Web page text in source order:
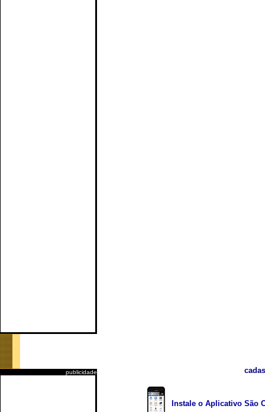
publicidade
Instale o Aplicativo São